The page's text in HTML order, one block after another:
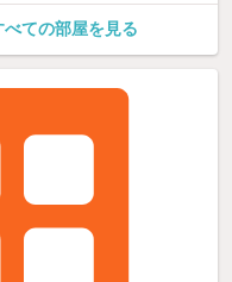
ての部屋を見る